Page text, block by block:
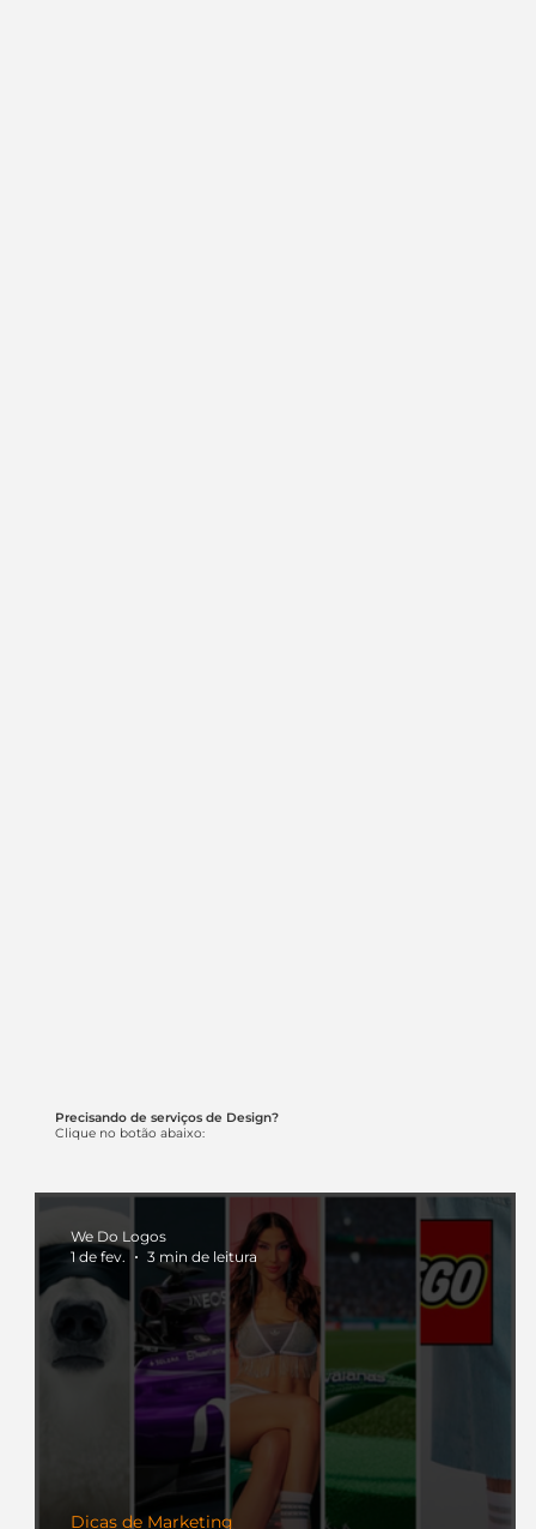
Precisando de serviços de Design?
Clique no botão abaixo:
Dicas de Marketing
We Do Logos
1 de fev.
3 min de leitura